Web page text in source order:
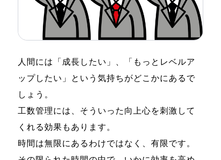
人間には「成長したい」、「もっとレベルア
ップしたい」という気持ちがどこかにあるで
しょう。
工数管理には、そういった向上心を刺激して
くれる効果もあります。
時間は無限にあるわけではなく、有限です。